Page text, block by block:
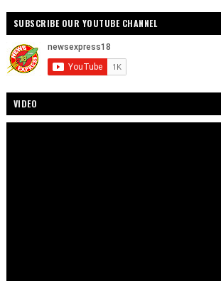
SUBSCRIBE OUR YOUTUBE CHANNEL
VIDEO